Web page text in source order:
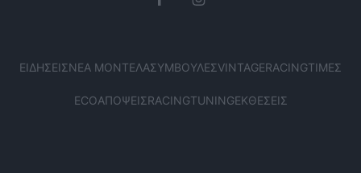
ΕΙΔΉΣΕΙΣΝΈΑ ΜΟΝΤΈΛΑΣΥΜΒΟΥΛΈΣVINTAGERACINGΤΙΜΈΣ
ECOΑΠΌΨΕΙΣRACINGTUNINGΕΚΘΈΣΕΙΣ